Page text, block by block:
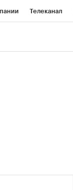
Телеканал